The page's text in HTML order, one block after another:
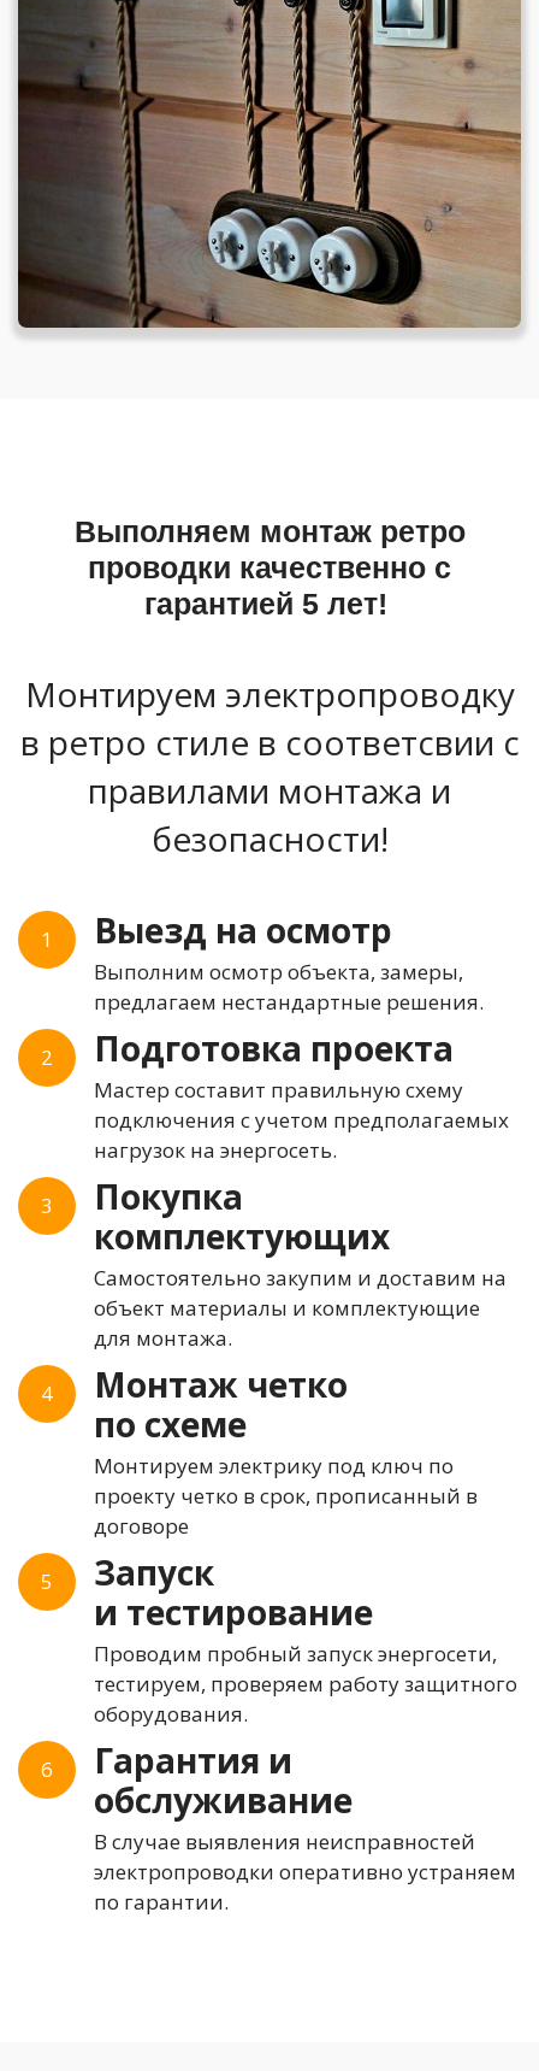
Выполняем монтаж ретро
проводки качественно с
гарантией 5 лет!
Монтируем электропроводку
в ретро стиле в соответсвии с
правилами монтажа и
безопасности!
1 Выезд на осмотр
Выполним осмотр объекта, замеры,
предлагаем нестандартные решения.
2
Подготовка проекта
Мастер составит правильную схему
подключения с учетом предполагаемых
нагрузок на энергосеть.
3
Покупка
комплектующих
Самостоятельно закупим и доставим на
объект материалы и комплектующие
для монтажа.
4
Монтаж четко
по схеме
Монтируем электрику под ключ по
проекту четко в срок, прописанный в
договоре
5
Запуск
и тестирование
Проводим пробный запуск энергосети,
тестируем, проверяем работу защитного
оборудования.
6
Гарантия и
обслуживание
В случае выявления неисправностей
электропроводки оперативно устраняем
по гарантии.